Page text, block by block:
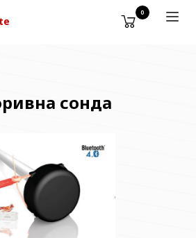
0
сонда